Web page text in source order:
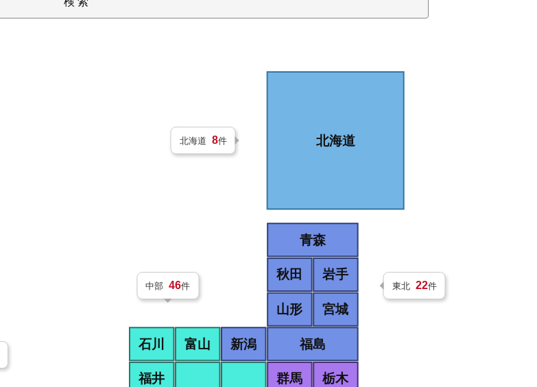
北海道 8件
東北 22件
中部 46件
北海道
青森
秋田 岩手
山形 宮城
福島
新潟
群馬 栃木
石川 富山
福井